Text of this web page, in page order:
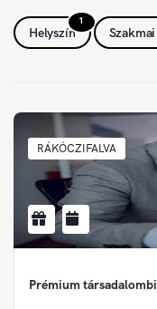
1
Helyszín
RÁKÓCZIFALVA
Prémium